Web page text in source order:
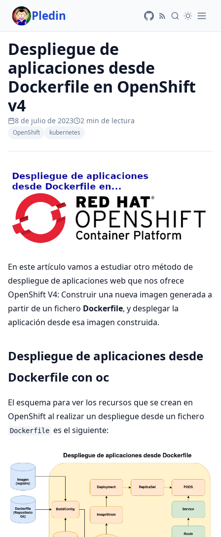
Pledin
Despliegue de
aplicaciones desde
Dockerfile en OpenShift
v4
8 de julio de 2023 2 min de lectura
OpenShift kubernetes
En este artículo vamos a estudiar otro método de
despliegue de aplicaciones web que nos ofrece
OpenShift V4: Construir una nueva imagen generada a
partir de un fichero Dockerfile, y desplegar la
aplicación desde esa imagen construida.
Despliegue de aplicaciones desde
Dockerfile con oc
El esquema para ver los recursos que se crean en
OpenShift al realizar un despliegue desde un fichero
Dockerfile es el siguiente: